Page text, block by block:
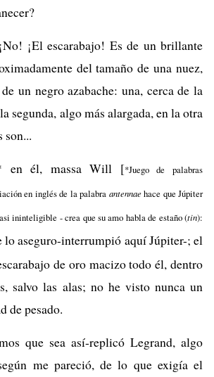
¡El escarabajo! Es de un brillante
del tamaño de una nuez,
un negro azabache: una, cerca de la
segunda, algo más alargada, en la otra
son...
en él, massa Will [*Juego de palabras
en inglés de la palabra antennaehace que Júpiter
ininteligible - crea que su amo habla de estaño (tin):
lo aseguro-interrumpió aquí Júpiter-; el
de oro macizo todo él, dentro
salvo las alas; no he visto nunca un
de pesado.
que sea así-replicó Legrand, algo
me pareció, de lo que exigía el